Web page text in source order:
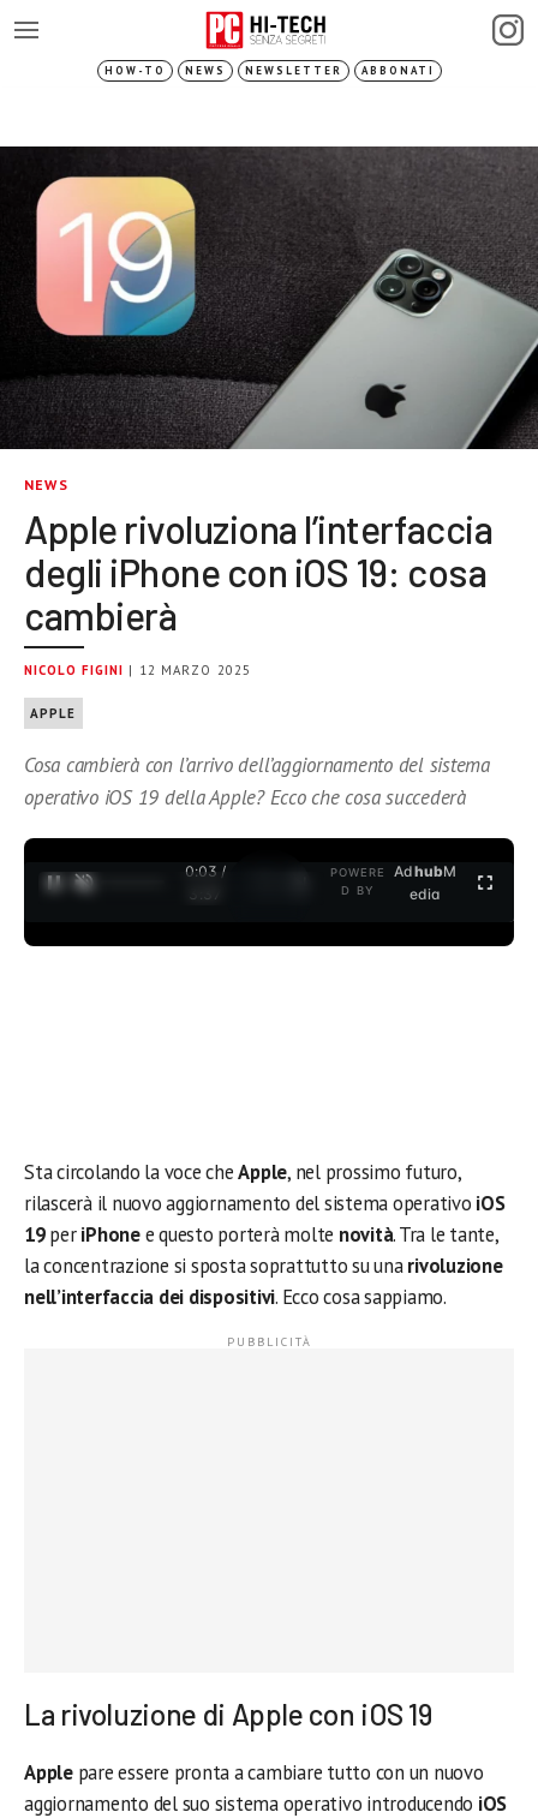
HOW-TO NEWS NEWSLETTER ABBONATI
NEWS
Apple rivoluziona l’interfaccia
degli iPhone con iOS 19: cosa
cambierà
NICOLO FIGINI | 12 MARZO 2025
APPLE
Cosa cambierà con l’arrivo dell’aggiornamento del sistema
operativo iOS 19 della Apple? Ecco che cosa succederà
0:04 /
3:37
POWERE
D BY
AdhubM
edia
Sta circolando la voce cheApple, nel prossimo futuro,
rilascerà il nuovo aggiornamento del sistema operativo iOS
19periPhonee questo porterà molte novità. Tra le tante,
la concentrazione si sposta soprattutto su unarivoluzione
nell’interfaccia dei dispositivi. Ecco cosa sappiamo.
La rivoluzione di Apple con iOS 19
Apple pare essere pronta a cambiare tutto con un nuovo
aggiornamento del suo sistema operativo introducendo iOS